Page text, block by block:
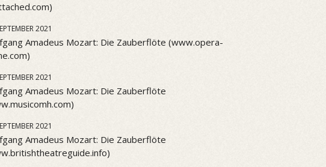
2021
Amadeus Mozart: Die Zauberflöte (www.opera-
2021
Amadeus Mozart: Die Zauberflöte
2021
Amadeus Mozart: Die Zauberflöte